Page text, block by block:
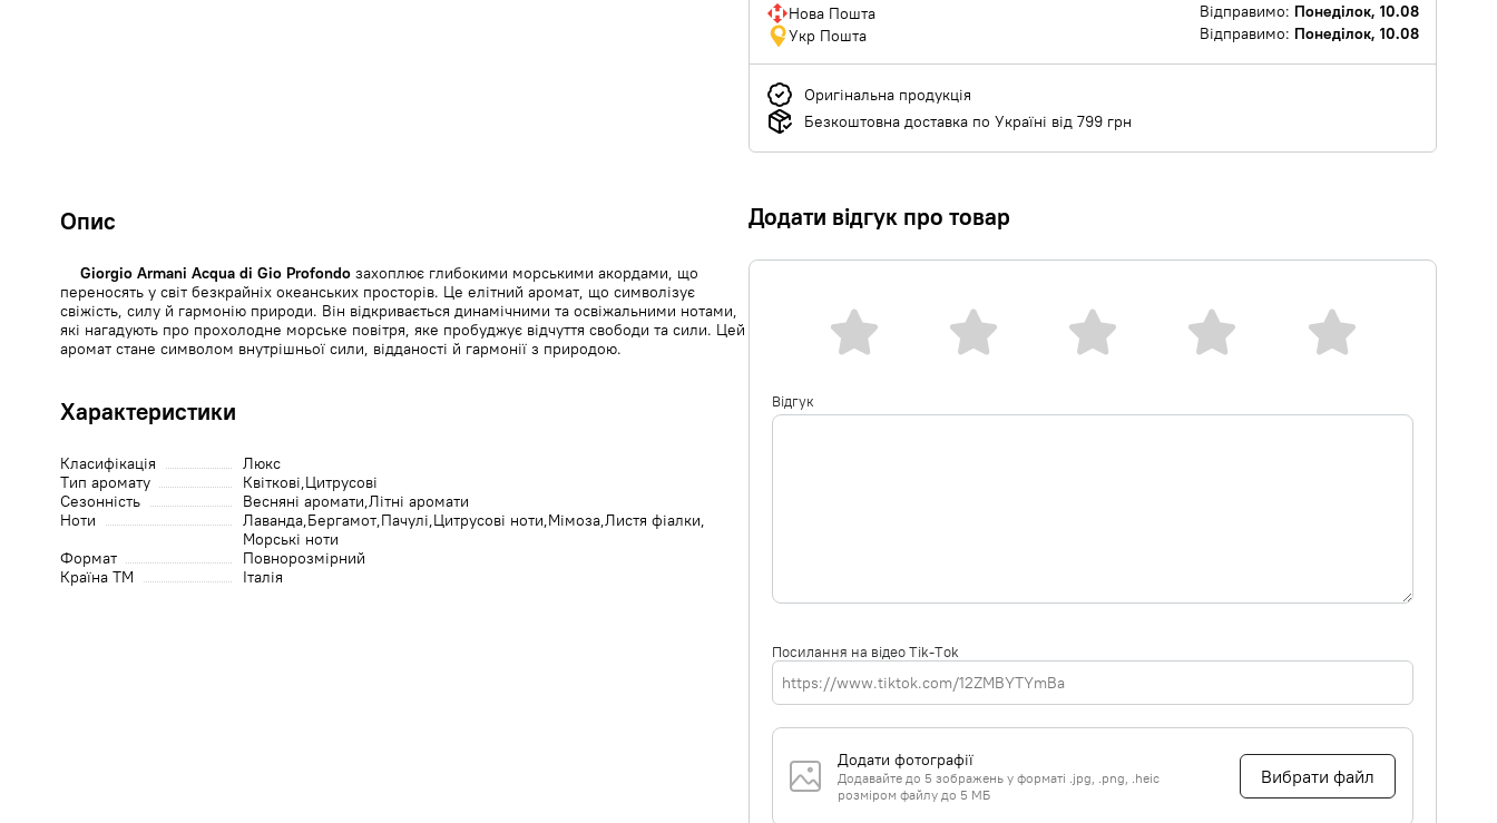
Нова Пошта Відправимо: Понеділок, 10.08
Укр Пошта
Відправимо: Понеділок, 10.08
Оригінальна продукція
Безкоштовна доставка по Україні від 799 грн
Опис
Giorgio Armani Acqua di Gio Profondoзахоплює глибокими морськими акордами, що
переносять у світ безкрайніх океанських просторів. Це елітний аромат, що символізує
свіжість, силу й гармонію природи. Він відкривається динамічними та освіжальними нотами,
які нагадують про прохолодне морське повітря, яке пробуджує відчуття свободи та сили. Цей
аромат стане символом внутрішньої сили, відданості й гармонії з природою.
Характеристики
Класифікація
Люкс
Тип аромату
Квіткові Цитрусові
Сезонність
Весняні аромати Літні аромати
Ноти
Лаванда Бергамот Пачулі Цитрусові ноти Мімоза Листя фіалки
Морські ноти
Формат
Повнорозмірний
Країна ТМ
Італія
Додати відгук про товар
Відгук
Посилання на відео Tik-Tok
Додати фотографії
Додавайте до 5 зображень у форматі .jpg, .png, .heic
розміром файлу до 5 МБ
Вибрати файл